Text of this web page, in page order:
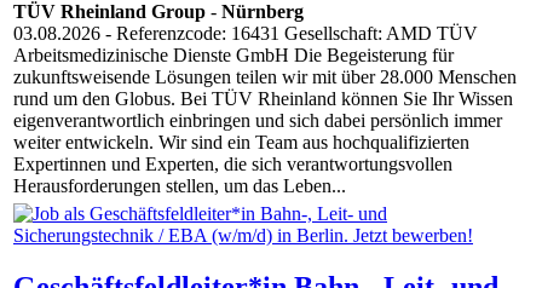
TÜV Rheinland Group - Nürnberg
03.08.2026 - Referenzcode: 16431 Gesellschaft: AMD TÜV
Arbeitsmedizinische Dienste GmbH Die Begeisterung für
zukunftsweisende Lösungen teilen wir mit über 28.000 Menschen
rund um den Globus. Bei TÜV Rheinland können Sie Ihr Wissen
eigenverantwortlich einbringen und sich dabei persönlich immer
weiter entwickeln. Wir sind ein Team aus hochqualifizierten
Expertinnen und Experten, die sich verantwortungsvollen
Herausforderungen stellen, um das Leben...